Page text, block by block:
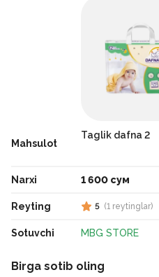
Mahsulot
Narxi
Reyting
Sotuvchi
Taglik dafna 2
1 600 сум
5 (1 reytinglar)
MBG STORE
Birga sotib oling